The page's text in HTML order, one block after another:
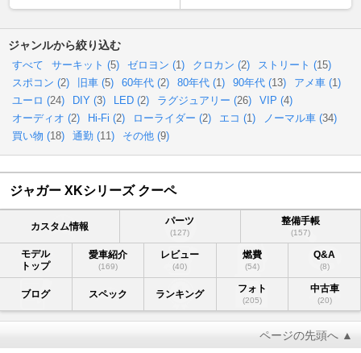
ジャンルから絞り込む
すべて サーキット (5) ゼロヨン (1) クロカン (2) ストリート (15)
スポコン (2) 旧車 (5) 60年代 (2) 80年代 (1) 90年代 (13) アメ車 (1)
ユーロ (24) DIY (3) LED (2) ラグジュアリー (26) VIP (4)
オーディオ (2) Hi-Fi (2) ローライダー (2) エコ (1) ノーマル車 (34)
買い物 (18) 通勤 (11) その他 (9)
ジャガー XKシリーズ クーペ
カスタム情報 パーツ
(127)
整備手帳
(157)
モデル
トップ
愛車紹介
(169)
レビュー
(40)
燃費
(54)
Q&A
(8)
ブログ スペック ランキング フォト
(205)
中古車
(20)
ページの先頭へ ▲